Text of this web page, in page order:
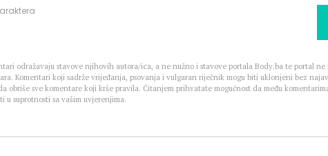
odražavaju stavove njihovih autora/ica, a ne nužno i stavove portala Body.ba te portal ne
Komentari koji sadrže vrijeđanja, psovanja i vulgaran riječnik mogu biti uklonjeni bez
obriše sve komentare koji krše pravila. Čitanjem prihvatate mogućnost da među
u suprotnosti sa vašim uvjerenjima.